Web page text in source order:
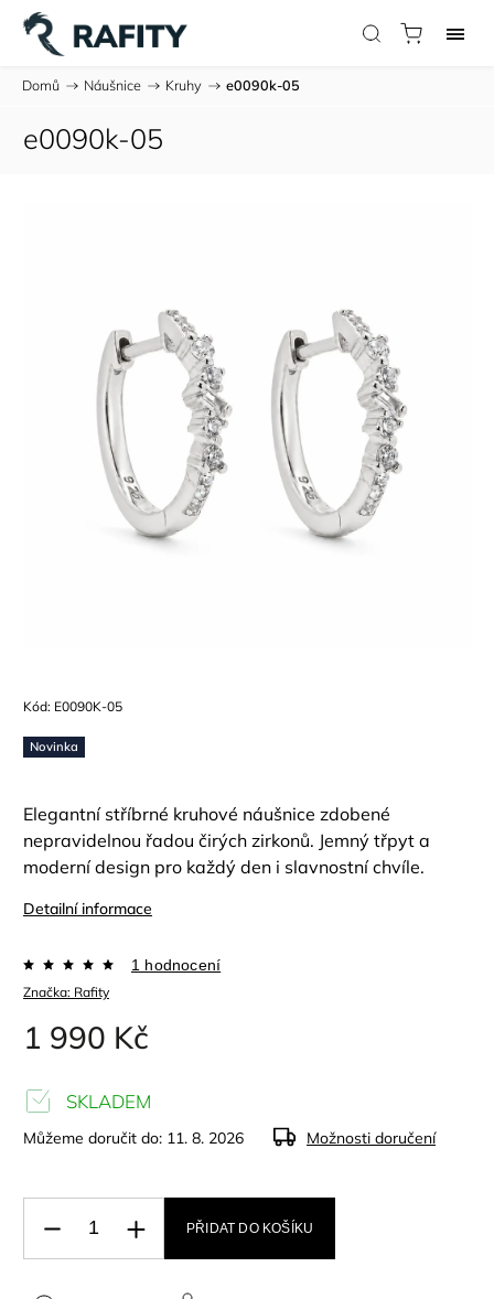
Domů / Náušnice / Kruhy / e0090k-05
e0090k-05
Kód: E0090K-05
Novinka
Elegantní stříbrné kruhové náušnice zdobené
nepravidelnou řadou čirých zirkonů. Jemný třpyt a
moderní design pro každý den i slavnostní chvíle.
Detailní informace
Značka: Rafity
1 hodnocení
1 990 Kč
SKLADEM
Můžeme doručit do: 11. 8. 2026 Možnosti doručení
PŘIDAT DO KOŠÍKU